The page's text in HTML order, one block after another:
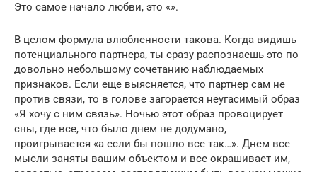
Это самое начало любви, это «».
В целом формула влюбленности такова. Когда видишь
потенциального партнера, ты сразу распознаешь это по
довольно небольшому сочетанию наблюдаемых
признаков. Если еще выясняется, что партнер сам не
против связи, то в голове загорается неугасимый образ
«Я хочу с ним связь». Ночью этот образ провоцирует
сны, где все, что было днем не додумано,
проигрывается «а если бы пошло все так…». Днем все
мысли заняты вашим объектом и все окрашивает им,